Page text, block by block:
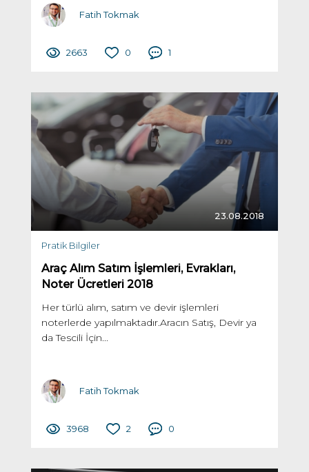
Fatih Tokmak
2663 0 1
23.08.2018
Pratik Bilgiler
Araç Alım Satım İşlemleri, Evrakları,
Noter Ücretleri 2018
Her türlü alım, satım ve devir işlemleri
noterlerde yapılmaktadır.Aracın Satış, Devir ya
da Tescili İçin...
Fatih Tokmak
3968 2 0